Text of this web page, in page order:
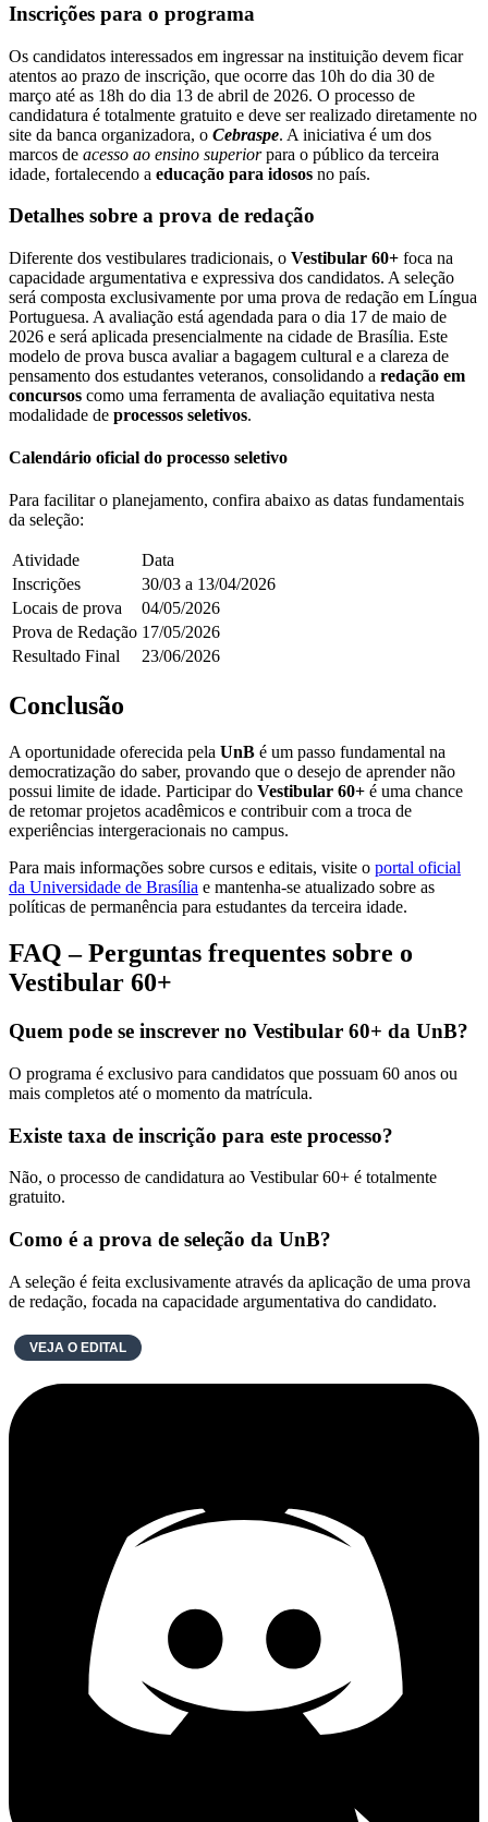
Inscrições para o programa
Os candidatos interessados em ingressar na instituição devem ficar
atentos ao prazo de inscrição, que ocorre das 10h do dia 30 de
março até as 18h do dia 13 de abril de 2026. O processo de
candidatura é totalmente gratuito e deve ser realizado diretamente no
site da banca organizadora, o Cebraspe. A iniciativa é um dos
marcos de acesso ao ensino superiorpara o público da terceira
idade, fortalecendo a educação para idosos no país.
Detalhes sobre a prova de redação
Diferente dos vestibulares tradicionais, o Vestibular 60+ foca na
capacidade argumentativa e expressiva dos candidatos. A seleção
será composta exclusivamente por uma prova de redação em Língua
Portuguesa. A avaliação está agendada para o dia 17 de maio de
2026 e será aplicada presencialmente na cidade de Brasília. Este
modelo de prova busca avaliar a bagagem cultural e a clareza de
pensamento dos estudantes veteranos, consolidando a redação em
concursos como uma ferramenta de avaliação equitativa nesta
modalidade de processos seletivos.
Calendário oficial do processo seletivo
Para facilitar o planejamento, confira abaixo as datas fundamentais
da seleção:
Atividade
Data
Inscrições
30/03 a 13/04/2026
Locais de prova
04/05/2026
Prova de Redação 17/05/2026
Resultado Final
23/06/2026
Conclusão
A oportunidade oferecida pela UnB é um passo fundamental na
democratização do saber, provando que o desejo de aprender não
possui limite de idade. Participar do Vestibular 60+ é uma chance
de retomar projetos acadêmicos e contribuir com a troca de
experiências intergeracionais no campus.
Para mais informações sobre cursos e editais, visite o portal oficial
da Universidade de Brasília e mantenha-se atualizado sobre as
políticas de permanência para estudantes da terceira idade.
FAQ – Perguntas frequentes sobre o
Vestibular 60+
Quem pode se inscrever no Vestibular 60+ da UnB?
O programa é exclusivo para candidatos que possuam 60 anos ou
mais completos até o momento da matrícula.
Existe taxa de inscrição para este processo?
Não, o processo de candidatura ao Vestibular 60+ é totalmente
gratuito.
Como é a prova de seleção da UnB?
A seleção é feita exclusivamente através da aplicação de uma prova
de redação, focada na capacidade argumentativa do candidato.
VEJA O EDITAL